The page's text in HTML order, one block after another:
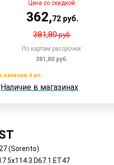
Цена со скидкой:
362,72руб.
381,80руб.
По картам рассрочки:
381,80 руб.
В корзину
4 шт.
наличии 4 шт.
Наличие в магазинах
(Sorento)
5x114.3 D67.1 ET47